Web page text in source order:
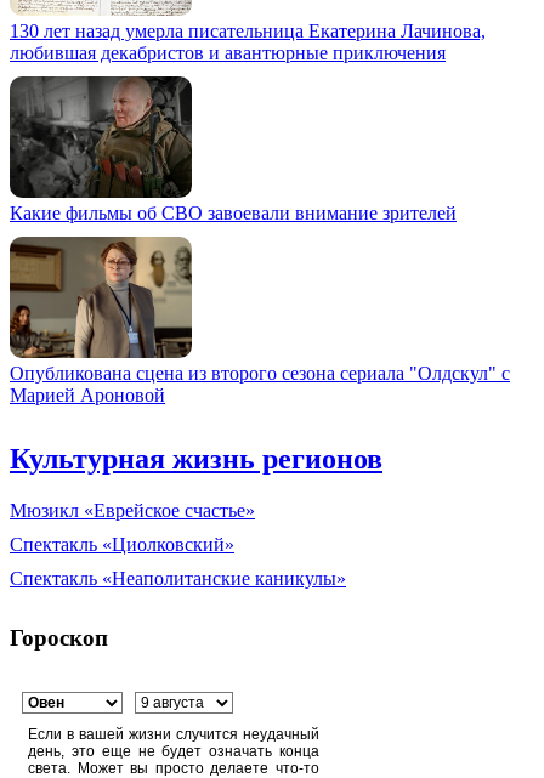
130 лет назад умерла писательница Екатерина Лачинова,
любившая декабристов и авантюрные приключения
Какие фильмы об СВО завоевали внимание зрителей
Опубликована сцена из второго сезона сериала "Олдскул" с
Марией Ароновой
Культурная жизнь регионов
Мюзикл «Еврейское счастье»
Спектакль «Циолковский»
Спектакль «Неаполитанские каникулы»
Гороскоп
Если в вашей жизни случится неудачный
день, это еще не будет означать конца
света. Может вы просто делаете что-то